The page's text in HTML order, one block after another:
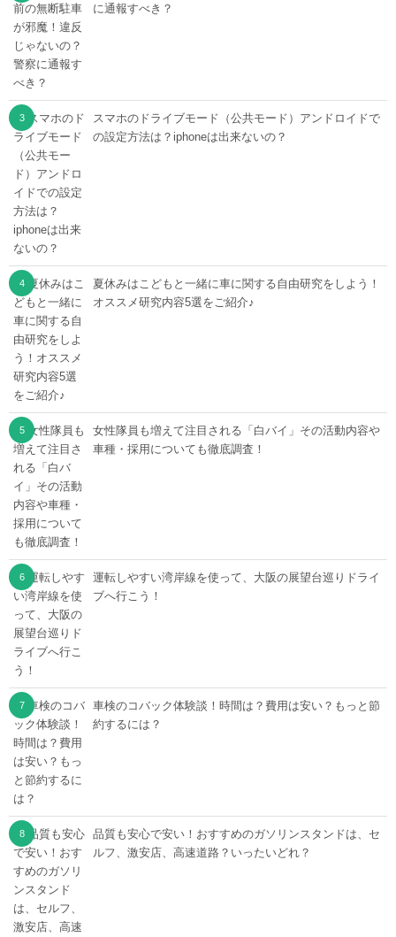
に通報すべき？
スマホのドライブモード（公共モード）アンドロイドで
の設定方法は？iphoneは出来ないの？
夏休みはこどもと一緒に車に関する自由研究をしよう！
オススメ研究内容5選をご紹介♪
女性隊員も増えて注目される「白バイ」その活動内容や
車種・採用についても徹底調査！
運転しやすい湾岸線を使って、大阪の展望台巡りドライ
ブへ行こう！
車検のコバック体験談！時間は？費用は安い？もっと節
約するには？
品質も安心で安い！おすすめのガソリンスタンドは、セ
ルフ、激安店、高速道路？いったいどれ？